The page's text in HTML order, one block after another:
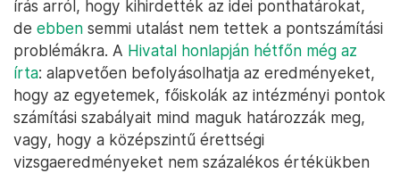
írás arról, hogy kihirdették az idei ponthatárokat,
de ebben semmi utalást nem tettek a pontszámítási
problémákra. A Hivatal honlapján hétfőn még az
írta: alapvetően befolyásolhatja az eredményeket,
hogy az egyetemek, főiskolák az intézményi pontok
számítási szabályait mind maguk határozzák meg,
vagy, hogy a középszintű érettségi
vizsgaeredményeket nem százalékos értékükben